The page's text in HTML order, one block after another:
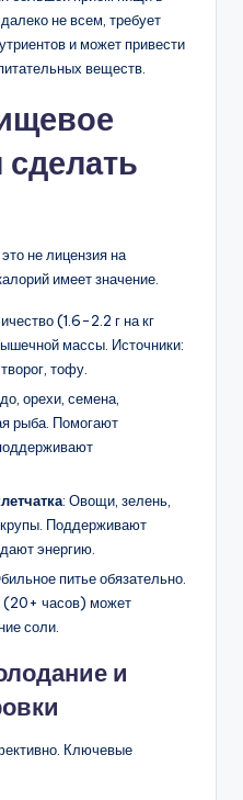
не всем, требует
и может привести
веществ.
не лицензия на
имеет значение.
(1.6-2.2 г на кг
массы. Источники:
тофу.
орехи, семена,
рыба. Помогают
: Овощи, зелень,
Поддерживают
энергию.
питье обязательно.
(20+ часов) может
соли.
и
Ключевые